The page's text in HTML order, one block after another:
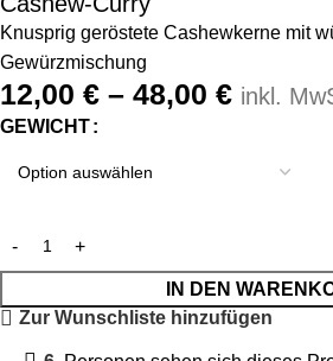
Knusprig geröstete Cashewkerne mit
Gewürzmischung
12,00 € – 48,00 € inkl.
GEWICHT
IN DEN
Zur Wunschliste hinzufügen